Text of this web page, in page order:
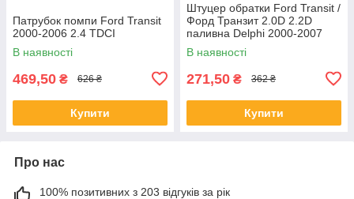
Патрубок помпи Ford Transit
2000-2006 2.4 TDCI
В наявності
469,50 ₴ 626 ₴
Купити
Штуцер обратки Ford Transit /
Форд Транзит 2.0D 2.2D
паливна Delphi 2000-2007
В наявності
271,50 ₴ 362 ₴
Купити
Про нас
100% позитивних з 203 відгуків за рік